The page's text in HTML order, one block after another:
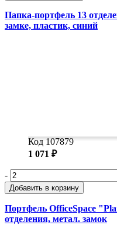
Папка-портфель 13
замке, пластик, синий
Код 107879
1 071 ₽
-
Добавить в корзину
Портфель OfficeSpace
отделения, метал. замок